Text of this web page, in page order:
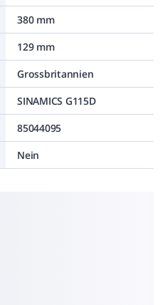
380 mm
129 mm
Grossbritannien
SINAMICS G115D
85044095
Nein